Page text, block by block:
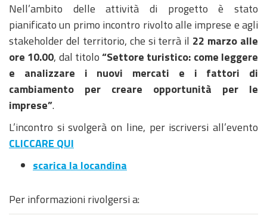
Nell’ambito delle attività di progetto è stato
pianificato un primo incontro rivolto alle imprese e agli
stakeholder del territorio, che si terrà il 22 marzo alle
ore 10.00, dal titolo“Settore turistico: come leggere
e analizzare i nuovi mercati e i fattori di
cambiamento per creare opportunità per le
imprese”.
L’incontro si svolgerà on line, per iscriversi all’evento
CLICCARE QUI
scarica la locandina
Per informazioni rivolgersi a: